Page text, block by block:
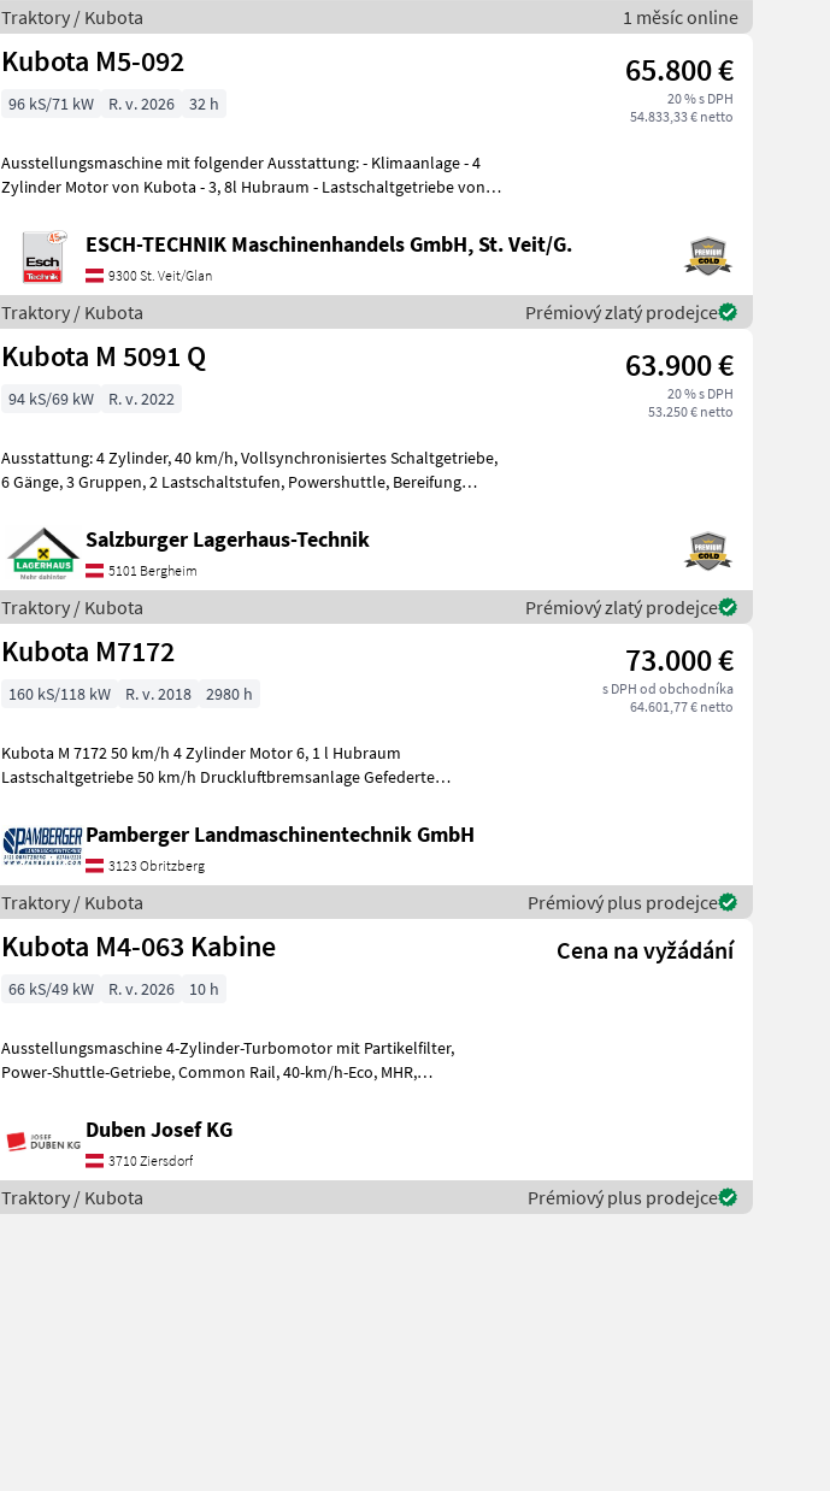
Traktory / Kubota 1 měsíc online
Kubota M5-092 65.800 €
20 % s DPH
54.833,33 € netto
96 kS/71 kW R. v. 2026 32 h
Ausstellungsmaschine mit folgender Ausstattung: - Klimaanlage - 4
Zylinder Motor von Kubota - 3, 8l Hubraum - Lastschaltgetriebe von
ESCH-TECHNIK Maschinenhandels GmbH, St. Veit/G.
9300 St. Veit/Glan
Traktory / Kubota Prémiový zlatý prodejce
Kubota M 5091 Q 63.900 €
20 % s DPH
53.250 € netto
94 kS/69 kW R. v. 2022
Ausstattung: 4 Zylinder, 40 km/h, Vollsynchronisiertes Schaltgetriebe,
6 Gänge, 3 Gruppen, 2 Lastschaltstufen, Powershuttle, Bereifung
Salzburger Lagerhaus-Technik
5101 Bergheim
Traktory / Kubota Prémiový zlatý prodejce
Kubota M7172 73.000 €
s DPH od obchodníka
64.601,77 € netto
160 kS/118 kW R. v. 2018 2980 h
Kubota M 7172 50 km/h 4 Zylinder Motor 6, 1 l Hubraum
Lastschaltgetriebe 50 km/h Druckluftbremsanlage Gefederte
Pamberger Landmaschinentechnik GmbH
3123 Obritzberg
Traktory / Kubota Prémiový plus prodejce
Kubota M4-063 Kabine Cena na vyžádání
66 kS/49 kW R. v. 2026 10 h
Ausstellungsmaschine 4-Zylinder-Turbomotor mit Partikelfilter,
Power-Shuttle-Getriebe, Common Rail, 40-km/h-Eco, MHR,
Duben Josef KG
3710 Ziersdorf
Traktory / Kubota Prémiový plus prodejce